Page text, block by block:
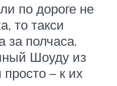
по дороге не
то такси
за полчаса.
Шоуду из
– к их